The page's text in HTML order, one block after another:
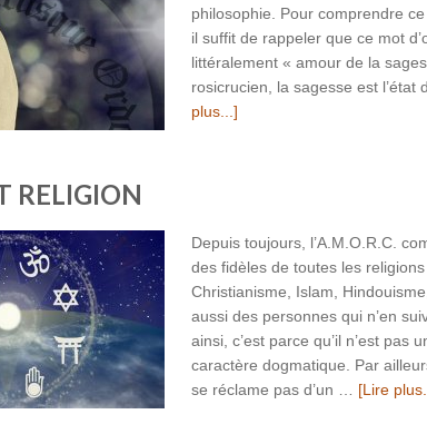
philosophie. Pour comprendre
il suffit de rappeler que ce mot
littéralement « amour de la
rosicrucien, la sagesse est l’état
plus...]
RELIGION
Depuis toujours, l’A.M.O.R.C.
des fidèles de toutes les religions
Christianisme, Islam,
aussi des personnes qui n’en
ainsi, c’est parce qu’il n’est pas
caractère dogmatique. Par
se réclame pas d’un … [Lire